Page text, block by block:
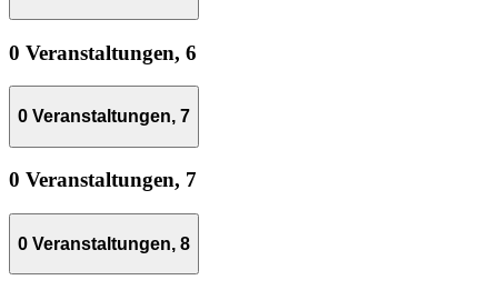
0 Veranstaltungen, 6
0 Veranstaltungen, 7
0 Veranstaltungen, 7
0 Veranstaltungen, 8